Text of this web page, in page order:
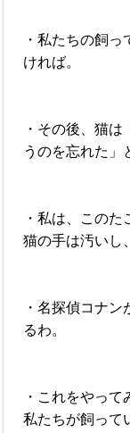
・私たちの飼
ければ。
・その後、猫
うのを忘れた」
・私は、このた
猫の手は汚いし
・名探偵コナ
るわ。
・これをやって
私たちが飼って